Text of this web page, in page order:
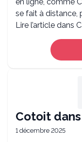
se fait à distance,
Lire l’article dans
Cotoit dans
1 décembre 2025